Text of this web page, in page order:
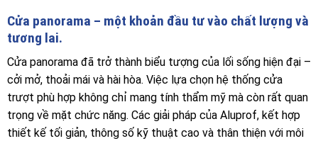
Cửa panorama – một khoản đầu tư vào chất lượng và
tương lai.
Cửa panorama đã trở thành biểu tượng của lối sống hiện đại –
cởi mở, thoải mái và hài hòa. Việc lựa chọn hệ thống cửa
trượt phù hợp không chỉ mang tính thẩm mỹ mà còn rất quan
trọng về mặt chức năng. Các giải pháp của Aluprof, kết hợp
thiết kế tối giản, thông số kỹ thuật cao và thân thiện với môi